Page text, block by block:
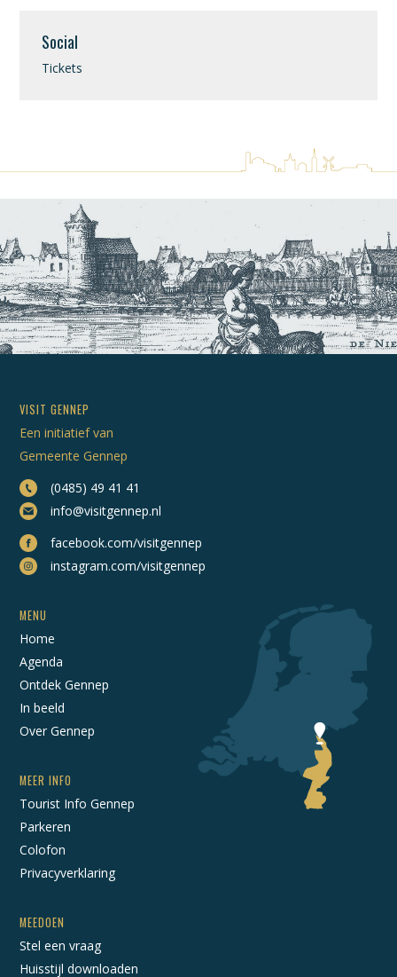
Social
Tickets
VISIT GENNEP
Een initiatief van
Gemeente Gennep
(0485) 49 41 41
info@visitgennep.nl
facebook.com/visitgennep
instagram.com/visitgennep
MENU
Home
Agenda
Ontdek Gennep
In beeld
Over Gennep
MEER INFO
Tourist Info Gennep
Parkeren
Colofon
Privacyverklaring
MEEDOEN
Stel een vraag
Huisstijl downloaden